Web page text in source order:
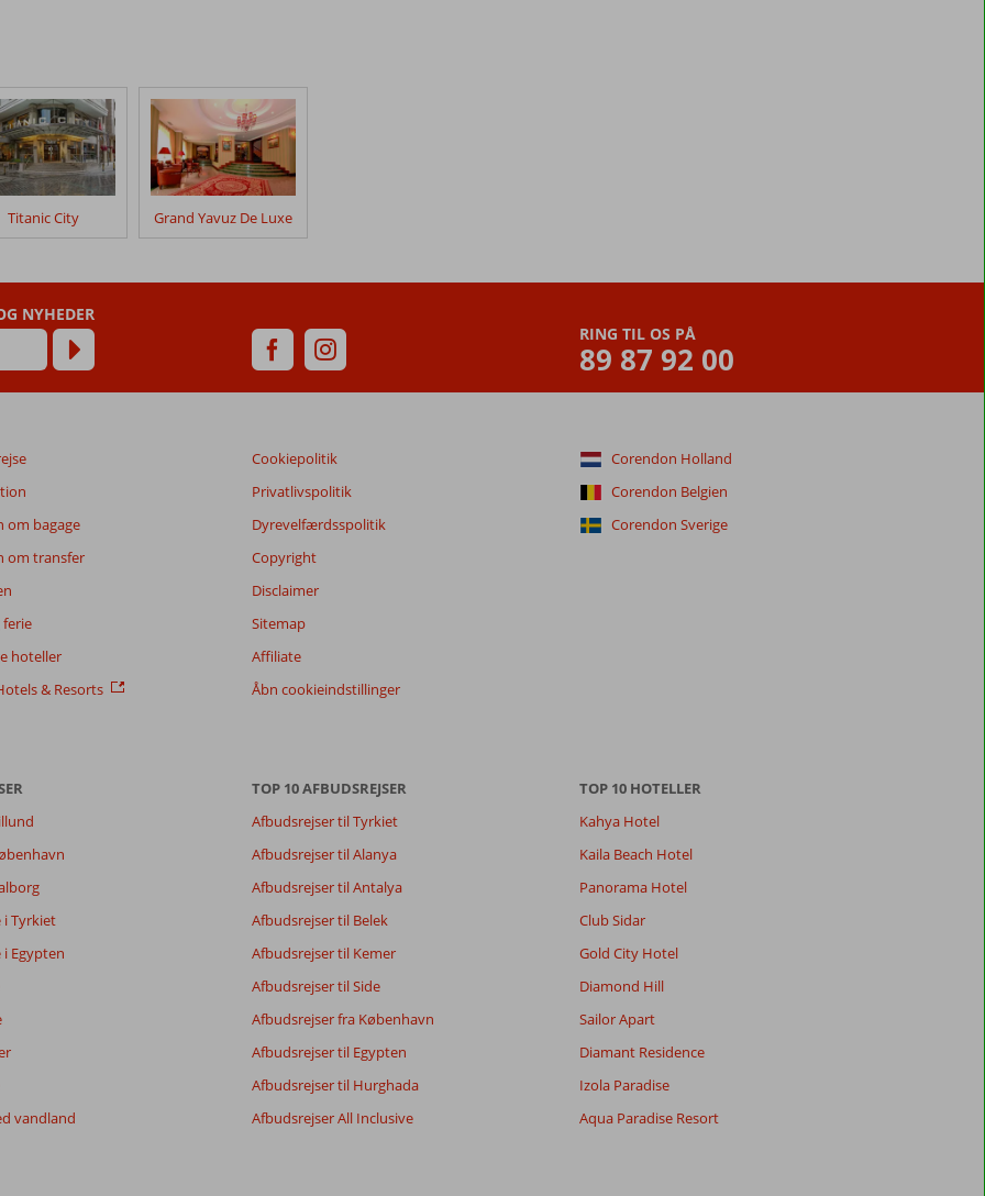
Filtrer rejseselskab
Sorter
dato (ny > gammel)
Titanic City Grand Yavuz De Luxe
RING TIL OS PÅ
89 87 92 00
NYHEDER
om bagage
om transfer
hoteller
& Resorts
Cookiepolitik
Privatlivspolitik
Dyrevelfærdsspolitik
Copyright
Disclaimer
Sitemap
Affiliate
Åbn cookieindstillinger
Corendon Holland
Corendon Belgien
Corendon Sverige
i Tyrkiet
i Egypten
vandland
TOP 10 AFBUDSREJSER
Afbudsrejser til Tyrkiet
Afbudsrejser til Alanya
Afbudsrejser til Antalya
Afbudsrejser til Belek
Afbudsrejser til Kemer
Afbudsrejser til Side
Afbudsrejser fra København
Afbudsrejser til Egypten
Afbudsrejser til Hurghada
Afbudsrejser All Inclusive
TOP 10 HOTELLER
Kahya Hotel
Kaila Beach Hotel
Panorama Hotel
Club Sidar
Gold City Hotel
Diamond Hill
Sailor Apart
Diamant Residence
Izola Paradise
Aqua Paradise Resort